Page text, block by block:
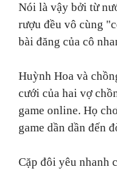
Nói là vậy bởi từ
rượu đều vô cùng
bài đăng của cô
Huỳnh Hoa và
cưới của hai vợ
game online. Họ
game dần dần đến
Cặp đôi yêu nhanh